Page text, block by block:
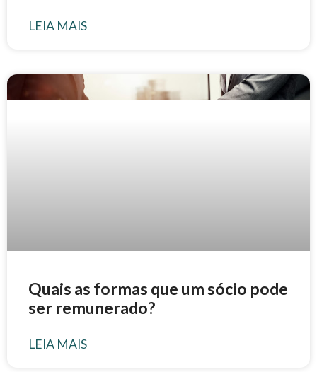
LEIA MAIS
Quais as formas que um sócio pode
ser remunerado?
LEIA MAIS